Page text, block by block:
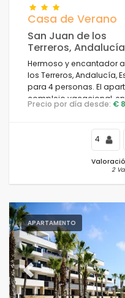
Casa de Verano
San Juan de los
Terreros,
Hermoso y encantador
los Terreros, Andalucía,
para 4 personas. El
complejo vacacional,
montañosa cerca de la
Precio por día desde: €
4
2
APARTAMENTO
Previous